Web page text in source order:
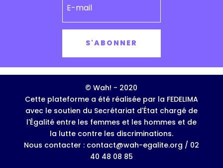
S'ABONNER
© Wah! - 2020
Cette plateforme a été réalisée par la FEDELIMA
avec le soutien du Secrétariat d'État chargé de
l'Égalité entre les femmes et les hommes et de
la lutte contre les discriminations.
Nous contacter : contact@wah-egalite.org / 02
40 48 08 85